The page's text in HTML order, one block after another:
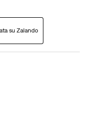
su Zalando